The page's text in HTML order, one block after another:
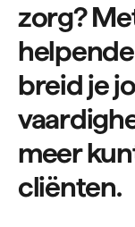
zorg?
breid je
meer
cliënten.